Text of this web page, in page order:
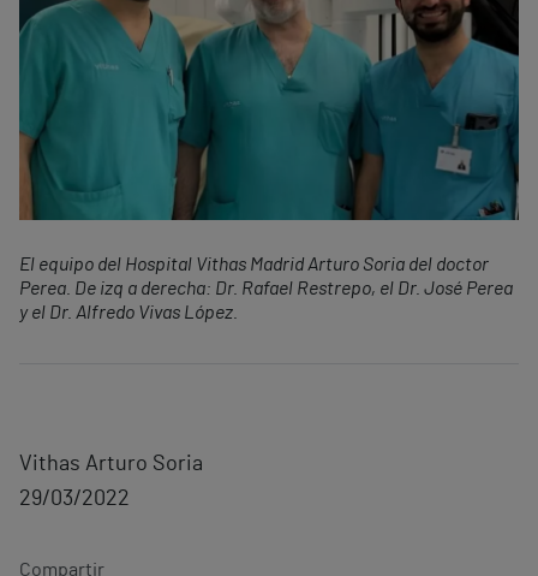
El equipo del Hospital Vithas Madrid Arturo Soria del doctor
Perea. De izq a derecha: Dr. Rafael Restrepo, el Dr. José Perea
y el Dr. Alfredo Vivas López.
Vithas Arturo Soria
29/03/2022
Compartir